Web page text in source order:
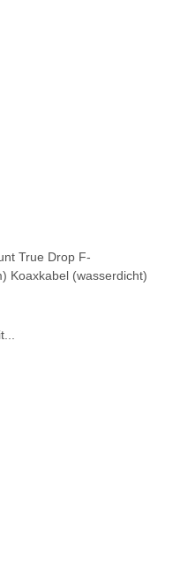
True Drop F-
Koaxkabel (wasserdicht)